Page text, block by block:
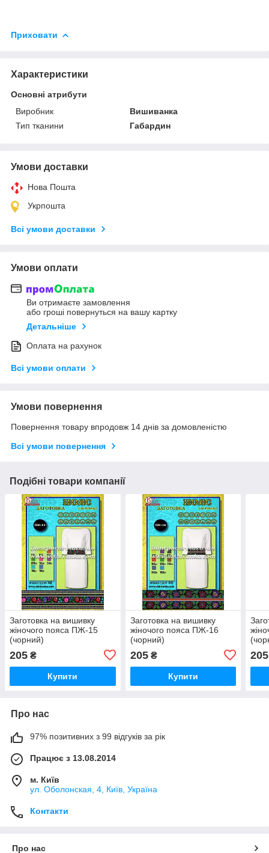
Приховати
Характеристики
Основні атрибути
Виробник
Вишиванка
Тип тканини
Габардин
Умови доставки
Нова Пошта
Укрпошта
Всі умови доставки
Умови оплати
Ви отримаєте замовлення
або гроші повернуться на вашу картку
Детальніше
Оплата на рахунок
Всі умови оплати
Умови повернення
Повернення товару впродовж 14 днів за домовленістю
Всі умови повернення
Подібні товари компанії
Заготовка на вишивку
жіночого пояса ПЖ-15
(чорний)
205 ₴
Купити
Заготовка на вишивку
жіночого пояса ПЖ-16
(чорний)
205₴
Купити
205
Про нас
97% позитивних з 99 відгуків за рік
Працює з 13.08.2014
м. Київ
ул. Оболонская, 4, Київ, Україна
Контакти
Про нас